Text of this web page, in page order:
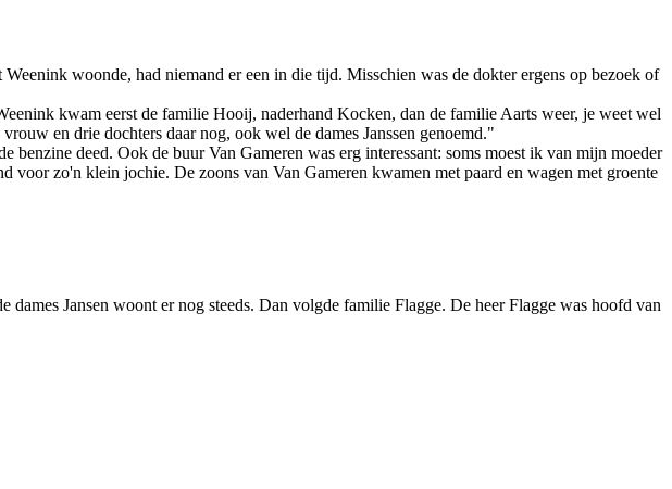
woonde, had niemand er een in die tijd. Misschien was de dokter ergens op bezoek of
kwam eerst de familie Hooij, naderhand Kocken, dan de familie Aarts weer, je weet wel
en drie dochters daar nog, ook wel de dames Janssen genoemd."
deed. Ook de buur Van Gameren was erg interessant: soms moest ik van mijn moeder
zo'n klein jochie. De zoons van Van Gameren kwamen met paard en wagen met groente
Jansen woont er nog steeds. Dan volgde familie Flagge. De heer Flagge was hoofd van